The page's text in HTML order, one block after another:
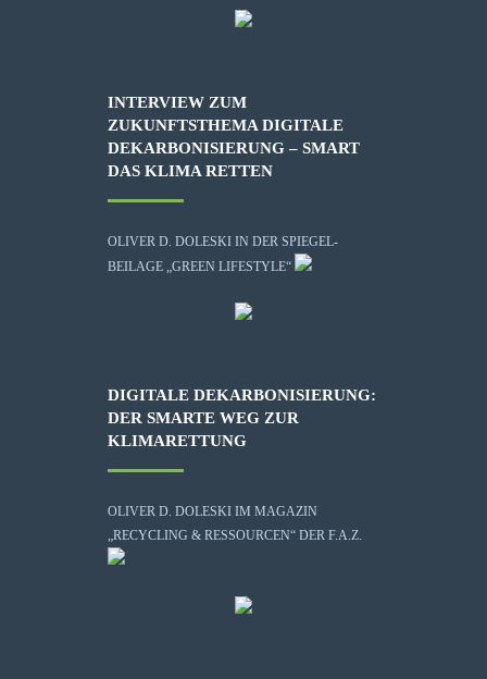
INTERVIEW ZUM
ZUKUNFTSTHEMA DIGITALE
DEKARBONISIERUNG – SMART
DAS KLIMA RETTEN
OLIVER D. DOLESKI IN DER SPIEGEL-
BEILAGE „GREEN LIFESTYLE“
DIGITALE DEKARBONISIERUNG:
DER SMARTE WEG ZUR
KLIMARETTUNG
OLIVER D. DOLESKI IM MAGAZIN
„RECYCLING & RESSOURCEN“ DER F.A.Z.